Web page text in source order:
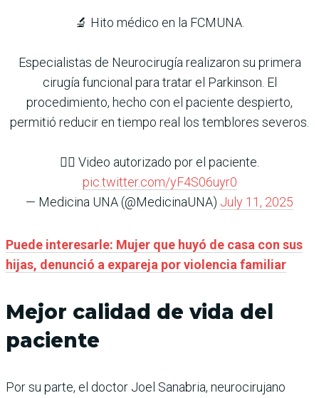
🔬 Hito médico en la FCMUNA.
Especialistas de Neurocirugía realizaron su primera
cirugía funcional para tratar el Parkinson. El
procedimiento, hecho con el paciente despierto,
permitió reducir en tiempo real los temblores severos.
👉🏻 Video autorizado por el paciente.
pic.twitter.com/yF4S06uyr0
— Medicina UNA (@MedicinaUNA) July 11, 2025
Puede interesarle: Mujer que huyó de casa con sus
hijas, denunció a expareja por violencia familiar
Mejor calidad de vida del
paciente
Por su parte, el doctor Joel Sanabria, neurocirujano